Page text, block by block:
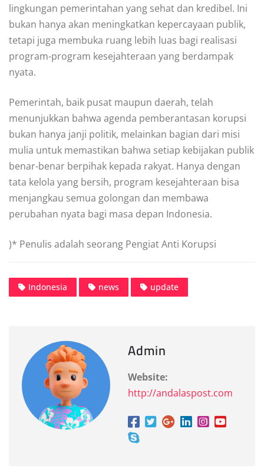
lingkungan pemerintahan yang sehat dan kredibel. Ini
bukan hanya akan meningkatkan kepercayaan publik,
tetapi juga membuka ruang lebih luas bagi realisasi
program-program kesejahteraan yang berdampak
nyata.
Pemerintah, baik pusat maupun daerah, telah
menunjukkan bahwa agenda pemberantasan korupsi
bukan hanya janji politik, melainkan bagian dari misi
mulia untuk memastikan bahwa setiap kebijakan publik
benar-benar berpihak kepada rakyat. Hanya dengan
tata kelola yang bersih, program kesejahteraan bisa
menjangkau semua golongan dan membawa
perubahan nyata bagi masa depan Indonesia.
)* Penulis adalah seorang Pengiat Anti Korupsi
Indonesia news update
Admin
Website:
http://andalaspost.com